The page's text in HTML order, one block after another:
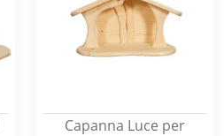
Capanna Luce per